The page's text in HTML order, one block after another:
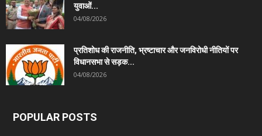
युवाओं...
04/08/2026
प्रतिशोध की राजनीति, भ्रष्टाचार और जनविरोधी नीतियों पर
विधानसभा से सड़क...
04/08/2026
POPULAR POSTS